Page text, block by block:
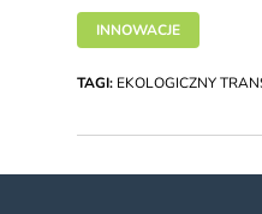
INNOWACJE
TAGI: EKOLOGICZNY